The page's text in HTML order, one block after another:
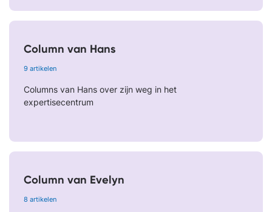
Column van Hans
9 artikelen
Columns van Hans over zijn weg in het
expertisecentrum
Column van Evelyn
8 artikelen